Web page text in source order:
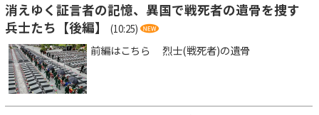
消えゆく証言者の記憶、異国で戦死者の遺骨を捜す
兵士たち【後編】
(10:25)
前編はこちら 烈士(戦死者)の遺骨